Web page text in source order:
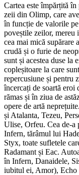
Cartea este împărțită
zeii din Olimp, care
în funcție de valorile
poveștile zeilor, mereu
cea mai mică supărare
crudă și o furie de
sunt și acestea duse la
copleșitoare la care
repercusiune și pentru
încercați de soartă
rămas și în ziua de
opere de artă
și Atalanta, Tezeu,
Ulise, Orfeu. Cea de-a
Infern, tărâmul lui
Styx, toate sufletele
Radamant și Eac.
în Infern, Danaidele,
iubitul ei, Amor), Echo